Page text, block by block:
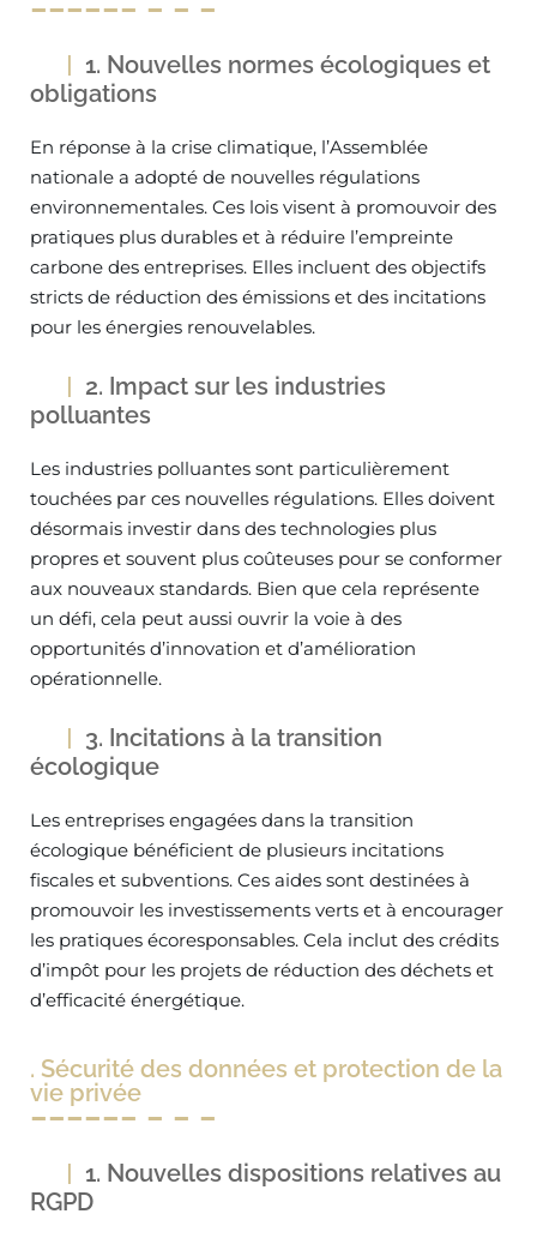
1. Nouvelles normes écologiques et
obligations
En réponse à la crise climatique, l’Assemblée
nationale a adopté de nouvelles régulations
environnementales. Ces lois visent à promouvoir des
pratiques plus durables et à réduire l’empreinte
carbone des entreprises. Elles incluent des objectifs
stricts de réduction des émissions et des incitations
pour les énergies renouvelables.
2. Impact sur les industries
polluantes
Les industries polluantes sont particulièrement
touchées par ces nouvelles régulations. Elles doivent
désormais investir dans des technologies plus
propres et souvent plus coûteuses pour se conformer
aux nouveaux standards. Bien que cela représente
un défi, cela peut aussi ouvrir la voie à des
opportunités d’innovation et d’amélioration
opérationnelle.
3. Incitations à la transition
écologique
Les entreprises engagées dans la transition
écologique bénéficient de plusieurs incitations
fiscales et subventions. Ces aides sont destinées à
promouvoir les investissements verts et à encourager
les pratiques écoresponsables. Cela inclut des crédits
d’impôt pour les projets de réduction des déchets et
d’efficacité énergétique.
. Sécurité des données et protection de la
vie privée
1. Nouvelles dispositions relatives au
RGPD